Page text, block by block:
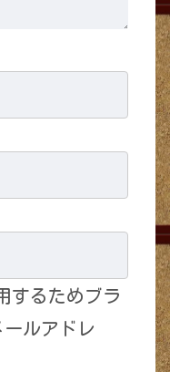
するためブラ
ルアドレ